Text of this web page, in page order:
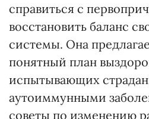
справиться с
восстановить баланс
системы. Она
понятный план
испытывающих
аутоиммунными
советы по изменению